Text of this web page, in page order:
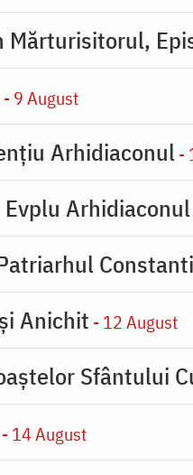
- 9 August
Arhidiaconul -
Arhidiaconul
Anichit - 12 August
Sfântului
- 14 August